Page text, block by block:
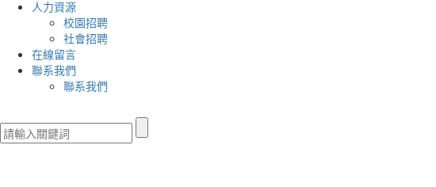
人力資源
校園招聘
社會招聘
在線留言
聯系我們
聯系我們